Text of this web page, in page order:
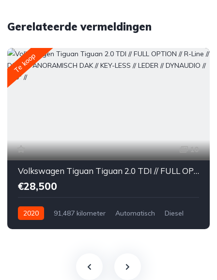
Gerelateerde vermeldingen
Te koop
10
Volkswagen Tiguan Tiguan 2.0 TDI // FULL OPTION // R-Line // DSG // PANORAMISCH DAK // KEY-LESS // LEDER // DYNAUDIO // 360° //
€28,500
2020 91,487 kilometer Automatisch
Diesel